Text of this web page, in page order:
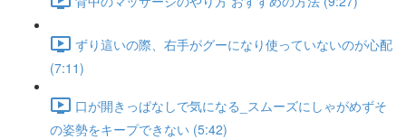
ずり這いの際、右手がグーになり使っていないのが心配
(7:11)
口が開きっぱなしで気になる_スムーズにしゃがめずそ
の姿勢をキープできない (5:42)